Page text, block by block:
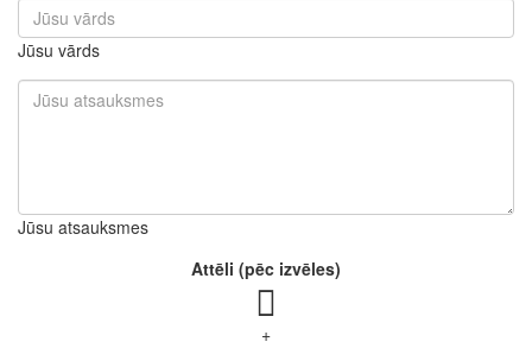
Jūsu vārds
Jūsu atsauksmes
Attēli (pēc izvēles)
+